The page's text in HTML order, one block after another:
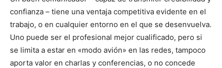
confianza – tiene una ventaja competitiva evidente en el
trabajo, o en cualquier entorno en el que se desenvuelva.
Uno puede ser el profesional mejor cualificado, pero si
se limita a estar en «modo avión» en las redes, tampoco
aporta valor en charlas y conferencias, o no concede